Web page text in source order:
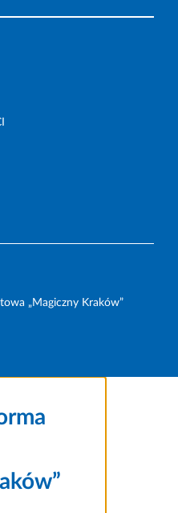
„Magiczny Kraków”